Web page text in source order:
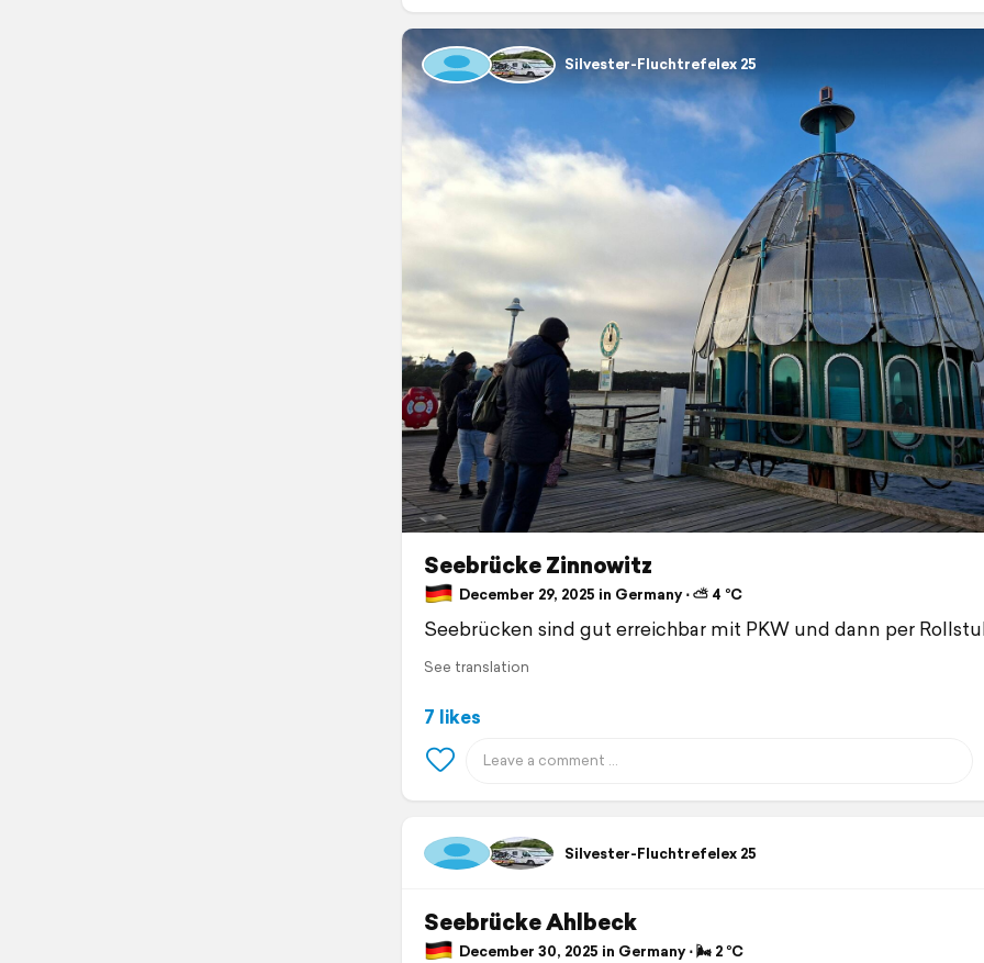
Silvester-Fluchtrefelex 25
Seebrücke Zinnowitz
December 29, 2025 in Germany ⋅ ⛅ 4 °C
Seebrücken sind gut erreichbar mit PKW und dann per
See translation
7 likes
Silvester-Fluchtrefelex 25
Seebrücke Ahlbeck
December 30, 2025 in Germany ⋅ 🌬 2 °C